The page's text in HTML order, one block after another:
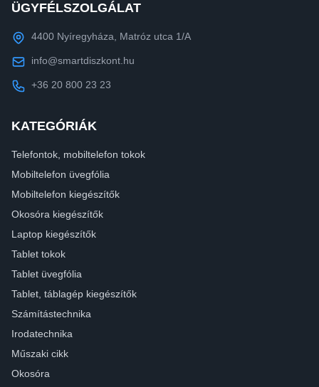
ÜGYFÉLSZOLGÁLAT
4400 Nyíregyháza, Matróz utca 1/A
info@smartdiszkont.hu
+36 20 800 23 23
KATEGÓRIÁK
Telefontok, mobiltelefon tokok
Mobiltelefon üvegfólia
Mobiltelefon kiegészítők
Okosóra kiegészítők
Laptop kiegészítők
Tablet tokok
Tablet üvegfólia
Tablet, táblagép kiegészítők
Számítástechnika
Irodatechnika
Műszaki cikk
Okosóra